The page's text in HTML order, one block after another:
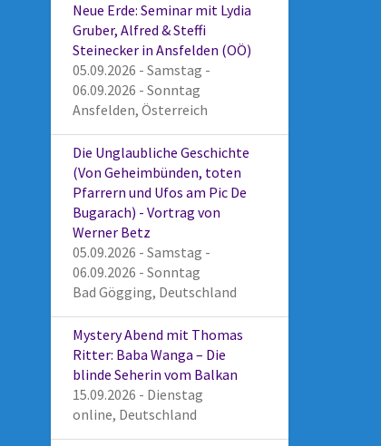
Neue Erde: Seminar mit Lydia
Gruber, Alfred & Steffi
Steinecker in Ansfelden (OÖ)
05.09.2026 - Samstag -
06.09.2026 - Sonntag
Ansfelden, Österreich
Die Unglaubliche Geschichte
(Von Geheimbünden, toten
Pfarrern und Ufos am Pic De
Bugarach) - Vortrag von
Werner Betz
05.09.2026 - Samstag -
06.09.2026 - Sonntag
Bad Gögging, Deutschland
Mystery Abend mit Thomas
Ritter: Baba Wanga – Die
blinde Seherin vom Balkan
15.09.2026 - Dienstag
online, Deutschland